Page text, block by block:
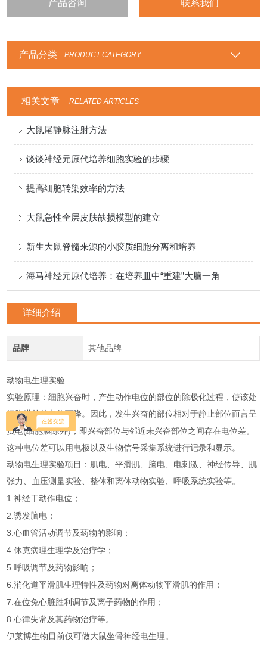
产品咨询 联系我们
产品分类 PRODUCT CATEGORY
相关文章 RELATED ARTICLES
大鼠尾静脉注射方法
谈谈神经元原代培养细胞实验的步骤
提高细胞转染效率的方法
大鼠急性全层皮肤缺损模型的建立
新生大鼠脊髓来源的小胶质细胞分离和培养
海马神经元原代培养：在培养皿中“重建”大脑一角
详细介绍
品牌 其他品牌
动物电生理实验
实验原理：细胞兴奋时，产生动作电位的部位的除极化过程，使该处
细胞膜外的电位下降。因此，发生兴奋的部位相对于静止部位而言呈
负电(细胞膜除外)，即兴奋部位与邻近未兴奋部位之间存在电位差。
这种电位差可以用电极以及生物信号采集系统进行记录和显示。
动物电生理实验项目：肌电、平滑肌、脑电、电刺激、神经传导、肌
张力、血压测量实验、整体和离体动物实验、呼吸系统实验等。
1.神经干动作电位；
2.诱发脑电；
3.心血管活动调节及药物的影响；
4.休克病理生理学及治疗学；
5.呼吸调节及药物影响；
6.消化道平滑肌生理特性及药物对离体动物平滑肌的作用；
7.在位兔心脏胜利调节及离子药物的作用；
8.心律失常及其药物治疗等。
伊莱博生物目前仅可做大鼠坐骨神经电生理。